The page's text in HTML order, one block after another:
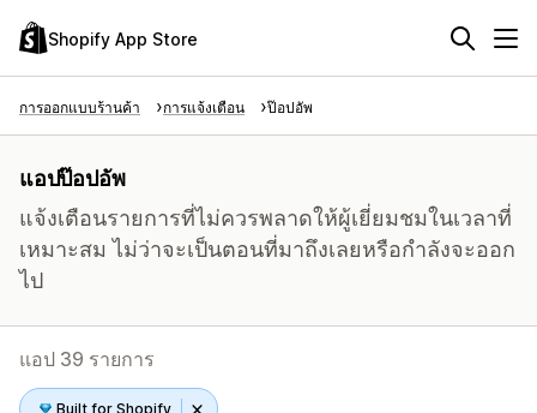
Shopify App Store
การออกแบบร้านค้า การแจ้งเตือน ป๊อปอัพ
แอปป๊อปอัพ
แจ้งเตือนรายการที่ไม่ควรพลาดให้ผู้เยี่ยมชมในเวลาที่
เหมาะสม ไม่ว่าจะเป็นตอนที่มาถึงเลยหรือกำลังจะออก
ไป
แอป 39 รายการ
Built for Shopify